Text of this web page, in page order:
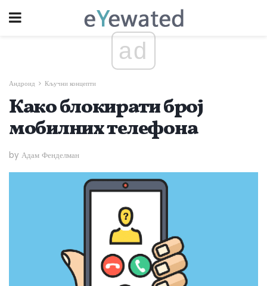
ad
Андроид Кључни концепти
Како блокирати број
мобилних телефона
by Адам Фенделман